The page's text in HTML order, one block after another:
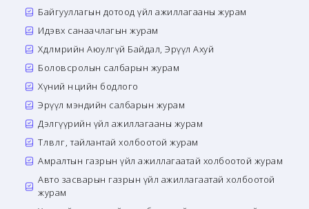
Байгууллагын дотоод үйл ажиллагааны журам
Идэвх санаачлагын журам
Хөдөлмөрийн Аюулгүй Байдал, Эрүүл Ахуй
Боловсролын салбарын журам
Хүний нөөцийн бодлого
Эрүүл мэндийн салбарын журам
Дэлгүүрийн үйл ажиллагааны журам
Төлөвлөгөө, тайлантай холбоотой журам
Амралтын газрын үйл ажиллагаатай холбоотой журам
Авто засварын газрын үйл ажиллагаатай холбоотой
журам